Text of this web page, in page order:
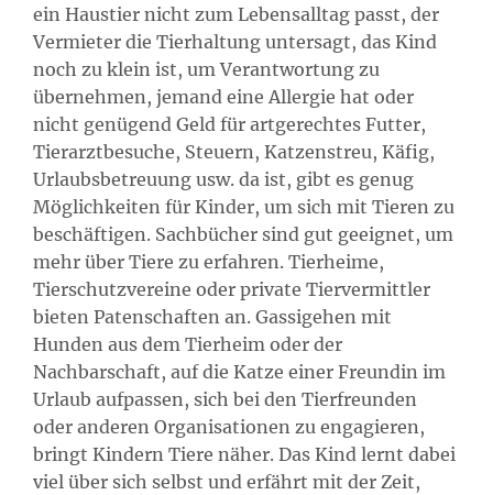
ein Haustier nicht zum Lebensalltag passt, der
Vermieter die Tierhaltung untersagt, das Kind
noch zu klein ist, um Verantwortung zu
übernehmen, jemand eine Allergie hat oder
nicht genügend Geld für artgerechtes Futter,
Tierarztbesuche, Steuern, Katzenstreu, Käfig,
Urlaubsbetreuung usw. da ist, gibt es genug
Möglichkeiten für Kinder, um sich mit Tieren zu
beschäftigen. Sachbücher sind gut geeignet, um
mehr über Tiere zu erfahren. Tierheime,
Tierschutzvereine oder private Tiervermittler
bieten Patenschaften an. Gassigehen mit
Hunden aus dem Tierheim oder der
Nachbarschaft, auf die Katze einer Freundin im
Urlaub aufpassen, sich bei den Tierfreunden
oder anderen Organisationen zu engagieren,
bringt Kindern Tiere näher. Das Kind lernt dabei
viel über sich selbst und erfährt mit der Zeit,